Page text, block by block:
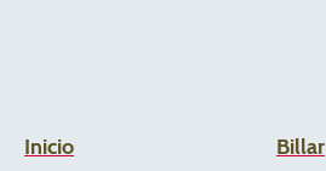
Inicio
Billar